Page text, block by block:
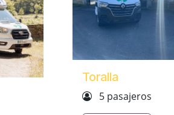
Toralla
5 pasajeros